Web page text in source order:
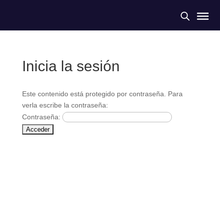
Inicia la sesión
Este contenido está protegido por contraseña. Para
verla escribe la contraseña:
Contraseña: